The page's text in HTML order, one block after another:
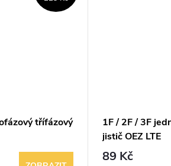
třífázový
1F / 2F / 3F
jistič OEZ LTE
89 Kč